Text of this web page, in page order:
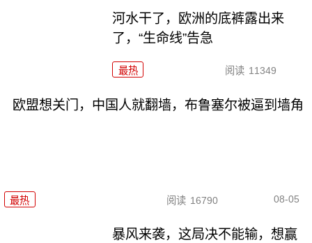
河水干了，欧洲的底裤露出来
了，“生命线”告急
最热 阅读 11349
欧盟想关门，中国人就翻墙，布鲁塞尔被逼到墙角
最热 阅读 16790 08-05
暴风来袭，这局决不能输，想赢